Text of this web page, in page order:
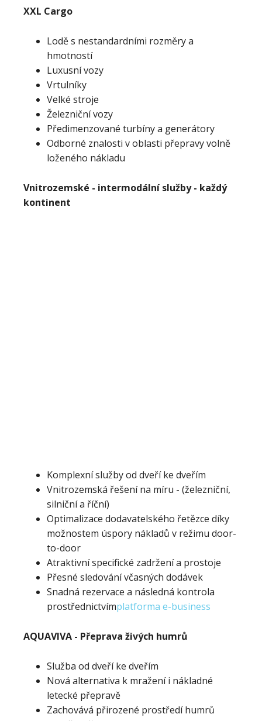
XXL Cargo
Lodě s nestandardními rozměry a
hmotností
Luxusní vozy
Vrtulníky
Velké stroje
Železniční vozy
Předimenzované turbíny a generátory
Odborné znalosti v oblasti přepravy volně
loženého nákladu
Vnitrozemské - intermodální služby - každý
kontinent
Komplexní služby od dveří ke dveřím
Vnitrozemská řešení na míru - (železniční,
silniční a říční)
Optimalizace dodavatelského řetězce díky
možnostem úspory nákladů v režimu door-
to-door
Atraktivní specifické zadržení a prostoje
Přesné sledování včasných dodávek
Snadná rezervace a následná kontrola
prostřednictvímplatforma e-business
AQUAVIVA - Přeprava živých humrů
Služba od dveří ke dveřím
Nová alternativa k mražení i nákladné
letecké přepravě
Zachovává přirozené prostředí humrů